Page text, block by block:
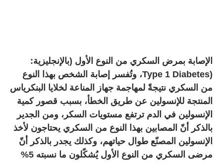
الإصابة بمرض السكري من النوع الأول (بالإنجليزية:
Type 1 Diabetes)، وتُفسر إصابة الشخص بهذا النوع
من السكري نتيجةً لمهاجمة جهاز المناعة لخلايا البنكرياس
المنتجة للإنسولين عن طريق الخطأ، بسبب قصور كمية
الإنسولين في الدم ترتفع مستويات السكر، ومن الجدير
بالذكر أنّ المصابين بهذا النوع من السكري يحتاجون لأخذ
الإنسولين المصنّع طوال حياتهم، وكذلك يجدر بالذكر أنّ
مرضى السكري من النوع الأول يُشكّلون ما نسبته 5%